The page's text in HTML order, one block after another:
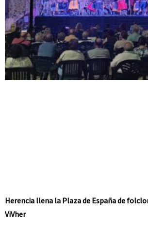
Herencia llena la Plaza de España de
ViVher